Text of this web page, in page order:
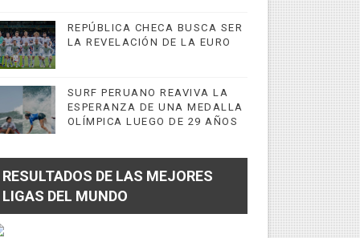
REPÚBLICA CHECA BUSCA SER
LA REVELACIÓN DE LA EURO
SURF PERUANO REAVIVA LA
ESPERANZA DE UNA MEDALLA
OLÍMPICA LUEGO DE 29 AÑOS
RESULTADOS DE LAS MEJORES
LIGAS DEL MUNDO